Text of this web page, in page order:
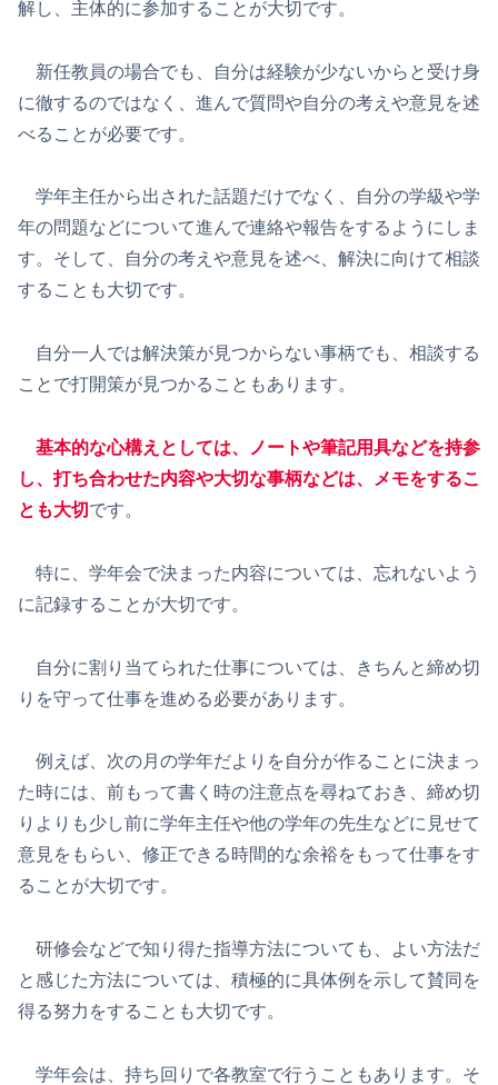
解し、主体的に参加することが大切です。
新任教員の場合でも、自分は経験が少ないからと受け身
に徹するのではなく、進んで質問や自分の考えや意見を述
べることが必要です。
学年主任から出された話題だけでなく、自分の学級や学
年の問題などについて進んで連絡や報告をするようにしま
す。そして、自分の考えや意見を述べ、解決に向けて相談
することも大切です。
自分一人では解決策が見つからない事柄でも、相談する
ことで打開策が見つかることもあります。
基本的な心構えとしては、ノートや筆記用具などを持参
し、打ち合わせた内容や大切な事柄などは、メモをするこ
とも大切です。
特に、学年会で決まった内容については、忘れないよう
に記録することが大切です。
自分に割り当てられた仕事については、きちんと締め切
りを守って仕事を進める必要があります。
例えば、次の月の学年だよりを自分が作ることに決まっ
た時には、前もって書く時の注意点を尋ねておき、締め切
りよりも少し前に学年主任や他の学年の先生などに見せて
意見をもらい、修正できる時間的な余裕をもって仕事をす
ることが大切です。
研修会などで知り得た指導方法についても、よい方法だ
と感じた方法については、積極的に具体例を示して賛同を
得る努力をすることも大切です。
学年会は、持ち回りで各教室で行うこともあります。そ